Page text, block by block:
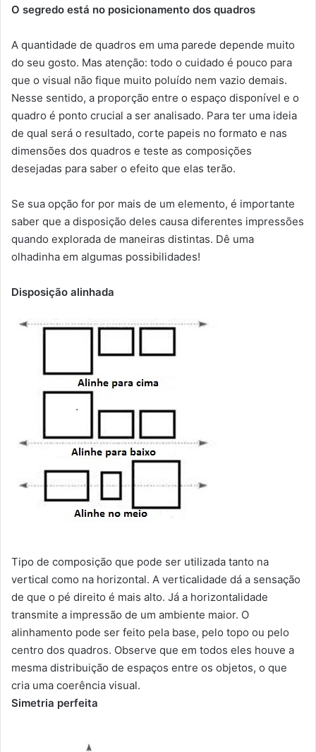
O segredo está no posicionamento dos quadros
A quantidade de quadros em uma parede depende muito
do seu gosto. Mas atenção: todo o cuidado é pouco para
que o visual não fique muito poluído nem vazio demais.
Nesse sentido, a proporção entre o espaço disponível e o
quadro é ponto crucial a ser analisado. Para ter uma ideia
de qual será o resultado, corte papeis no formato e nas
dimensões dos quadros e teste as composições
desejadas para saber o efeito que elas terão.
Se sua opção for por mais de um elemento, é importante
saber que a disposição deles causa diferentes impressões
quando explorada de maneiras distintas. Dê uma
olhadinha em algumas possibilidades!
Disposição alinhada
Tipo de composição que pode ser utilizada tanto na
vertical como na horizontal. A verticalidade dá a sensação
de que o pé direito é mais alto. Já a horizontalidade
transmite a impressão de um ambiente maior. O
alinhamento pode ser feito pela base, pelo topo ou pelo
centro dos quadros. Observe que em todos eles houve a
mesma distribuição de espaços entre os objetos, o que
cria uma coerência visual.
Simetria perfeita